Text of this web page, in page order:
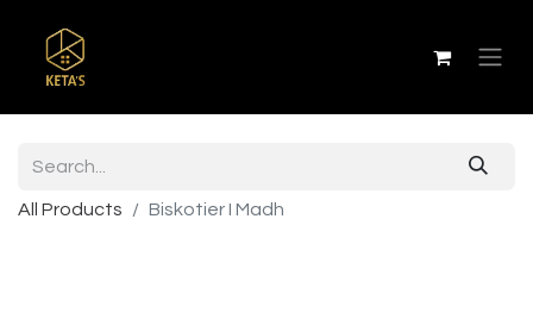
All Products Biskotier I Madh